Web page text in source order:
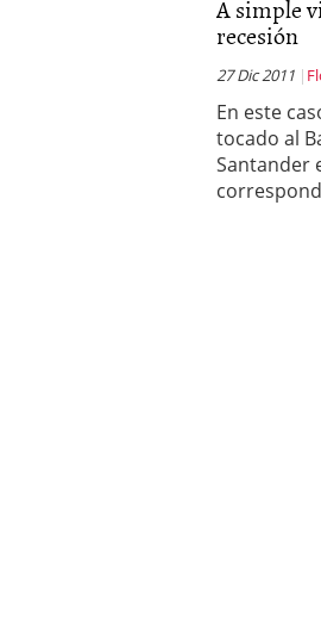
A simple
recesión
27 Dic 2011
En este
tocado al
Santander